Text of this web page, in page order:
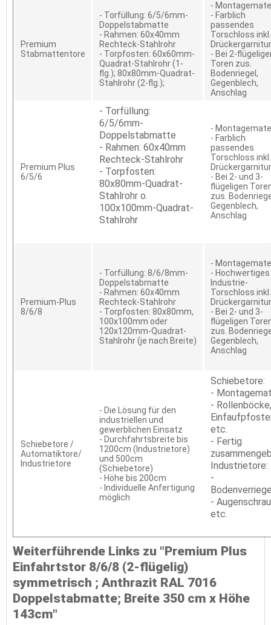
Premium
Stabmattentore
- Torfüllung: 6/5/6mm-
Doppelstabmatte
- Rahmen: 60x40mm
Rechteck-Stahlrohr
- Torpfosten: 60x60mm-
Quadrat-Stahlrohr (1-
flg.); 80x80mm-Quadrat-
Stahlrohr (2-flg.);
-
- Farblich
passendes
Torschloss inkl.
Drückergarnitur
- Bei 2-
Toren zus.
Bodenriegel,
Gegenblech,
Anschlag
Premium Plus
6/5/6
- Torfüllung:
6/5/6mm-
Doppelstabmatte
- Rahmen: 60x40mm
Rechteck-Stahlrohr
- Torpfosten:
80x80mm-Quadrat-
Stahlrohr o.
100x100mm-Quadrat-
Stahlrohr
-
- Farblich
passendes
Torschloss inkl.
Drückergarnitur
- Bei 2- und 3-
flügeligen
zus.
Gegenblech,
Anschlag
Premium-Plus
8/6/8
- Torfüllung: 8/6/8mm-
Doppelstabmatte
- Rahmen: 60x40mm
Rechteck-Stahlrohr
- Torpfosten: 80x80mm,
100x100mm oder
120x120mm-Quadrat-
Stahlrohr (je nach Breite)
-
- Hochwertiges
Industrie-
Torschloss inkl.
Drückergarnitur
- Bei 2- und 3-
flügeligen
zus.
Gegenblech,
Anschlag
Schiebetore /
Automatiktore/
Industrietore
- Die Lösung für den
industriellen und
gewerblichen Einsatz
- Durchfahrtsbreite bis
1200cm (Industrietore)
und 500cm
(Schiebetore)
- Höhe bis 200cm
- Individuelle Anfertigung
möglich
Schiebetore:
-
- Rollenböcke,
etc.
- Fertig
Industrietore:
-
-
etc.
Weiterführende Links zu "Premium Plus
Einfahrtstor 8/6/8 (2-flügelig)
symmetrisch ; Anthrazit RAL 7016
Doppelstabmatte; Breite 350 cm x Höhe
143cm"